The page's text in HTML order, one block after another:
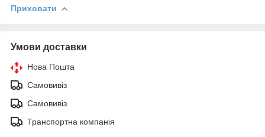
Приховати
Умови доставки
Нова Пошта
Самовивіз
Самовивіз
Транспортна компанія